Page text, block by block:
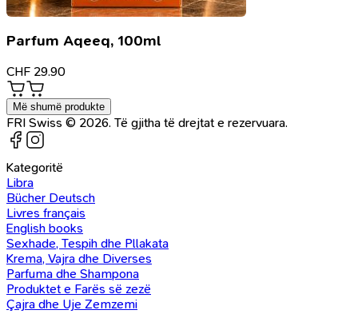
Parfum Aqeeq, 100ml
CHF 29.90
Më shumë produkte
FRI Swiss © 2026. Të gjitha të drejtat e rezervuara.
Kategoritë
Libra
Bücher Deutsch
Livres français
English books
Sexhade, Tespih dhe Pllakata
Krema, Vajra dhe Diverses
Parfuma dhe Shampona
Produktet e Farës së zezë
Çajra dhe Uje Zemzemi